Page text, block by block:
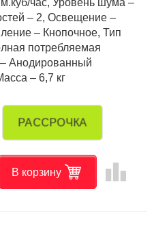
– 2, Освещение –
– Кнопочное, Тип
потребляемая
Анодированный
– 6,7 кг
РАССРОЧКА
В корзину leaderboard